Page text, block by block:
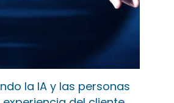
la IA y las personas